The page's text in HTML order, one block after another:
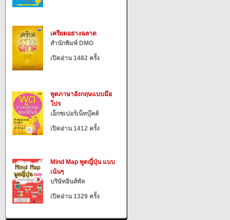
เครียดอย่างฉลาด
สำนักพิมพ์ DMG
เปิดอ่าน 1482 ครั้ง
พูดภาษาอังกฤษแบบมือ
โปร
เอ็กซเปอร์เน็ทบุ๊คส์
เปิดอ่าน 1412 ครั้ง
Mind Map พูดญี่ปุ่น แบบ
เน้นๆ
บริษัทอินส์พัล
เปิดอ่าน 1329 ครั้ง